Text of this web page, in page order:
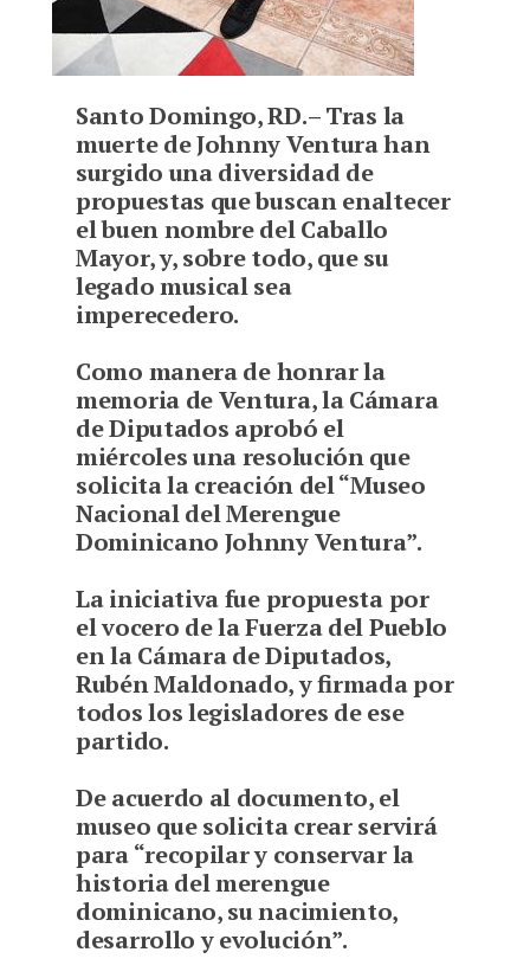
Santo Domingo, RD.– Tras la
muerte de Johnny Ventura han
surgido una diversidad de
propuestas que buscan enaltecer
el buen nombre del Caballo
Mayor, y, sobre todo, que su
legado musical sea
imperecedero.
Como manera de honrar la
memoria de Ventura, la Cámara
de Diputados aprobó el
miércoles una resolución que
solicita la creación del “Museo
Nacional del Merengue
Dominicano Johnny Ventura”.
La iniciativa fue propuesta por
el vocero de la Fuerza del Pueblo
en la Cámara de Diputados,
Rubén Maldonado, y firmada por
todos los legisladores de ese
partido.
De acuerdo al documento, el
museo que solicita crear servirá
para “recopilar y conservar la
historia del merengue
dominicano, su nacimiento,
desarrollo y evolución”.